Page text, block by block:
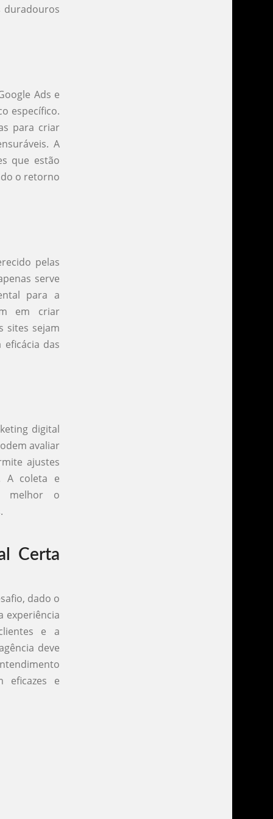
duradouros
Ads e
específico.
para criar
A
que estão
o retorno
pelas
serve
para a
em criar
sites sejam
das
digital
avaliar
ajustes
A coleta e
melhor o
Certa
dado o
experiência
e a
deve
eficazes e